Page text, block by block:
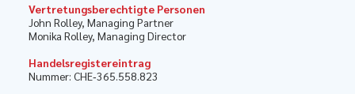
Vertretungsberechtigte Personen
John Rolley, Managing Partner
Monika Rolley, Managing Director
Handelsregistereintrag
Nummer: CHE‑365.558.823